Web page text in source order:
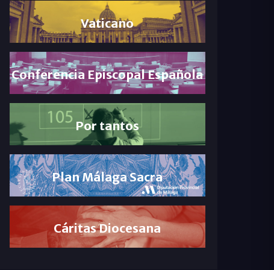
Vaticano
Conferencia Episcopal Española
Por tantos
Plan Málaga Sacra
Cáritas Diocesana